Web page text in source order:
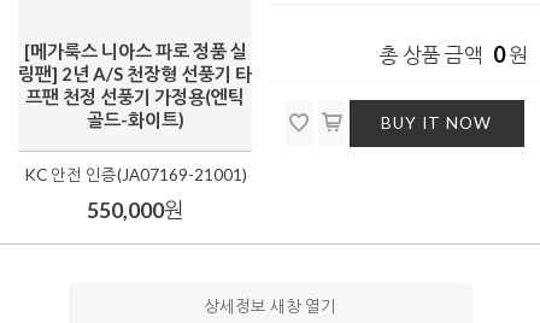
[메가룩스 니아스 파로 정품 실
링팬] 2년 A/S 천장형 선풍기 타
프팬 천정 선풍기 가정용(엔틱
골드-화이트)
KC 안전 인증(JA07169-21001)
550,000원
총 상품 금액 0원
BUY IT NOW
상세정보 새창 열기